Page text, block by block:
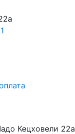
Кецховели 22а